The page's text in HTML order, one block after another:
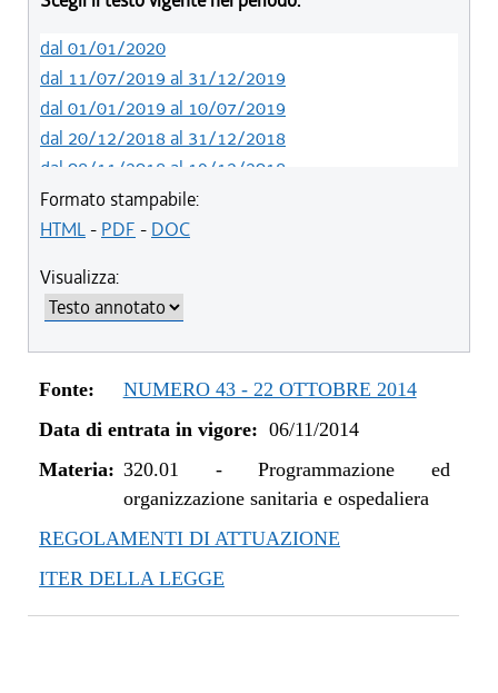
dal 01/01/2020
dal 11/07/2019 al 31/12/2019
dal 01/01/2019 al 10/07/2019
dal 20/12/2018 al 31/12/2018
dal 08/11/2018 al 19/12/2018
dal 29/03/2018 al 07/11/2018
dal 15/02/2018 al 28/03/2018
dal 10/08/2017 al 04/01/2018
dal 13/08/2016 al 09/08/2017
dal 13/01/2016 al 12/08/2016
dal 11/08/2015 al 12/01/2016
dal 01/01/2015 al 06/01/2015
dal 06/11/2014 al 31/12/2014
Formato stampabile:
HTML- PDF - DOC
Visualizza:
Fonte:
NUMERO 43 - 22 OTTOBRE 2014
Data di entrata in vigore: 06/11/2014
Materia: 320.01 -Programmazione ed
organizzazione sanitaria e ospedaliera
REGOLAMENTI DI ATTUAZIONE
ITER DELLA LEGGE